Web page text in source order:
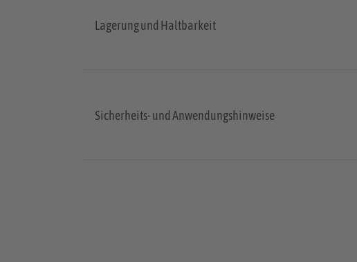
Lagerung und Haltbarkeit
Sicherheits- und Anwendungshinweise